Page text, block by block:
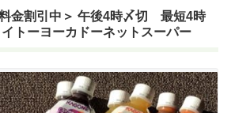
金割引中＞ 午後4時〆切 最短4時
トーヨーカドーネットスーパー